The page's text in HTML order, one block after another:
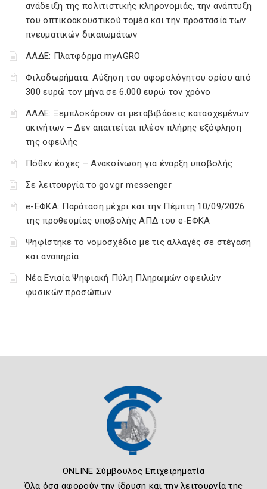
ανάδειξη της πολιτιστικής κληρονομιάς, την ανάπτυξη
του οπτικοακουστικού τομέα και την προστασία των
πνευματικών δικαιωμάτων
ΑΑΔΕ: Πλατφόρμα myAGRO
Φιλοδωρήματα: Αύξηση του αφορολόγητου ορίου από
300 ευρώ τον μήνα σε 6.000 ευρώ τον χρόνο
ΑΑΔΕ: Ξεμπλοκάρουν οι μεταβιβάσεις κατασχεμένων
ακινήτων – Δεν απαιτείται πλέον πλήρης εξόφληση
της οφειλής
Πόθεν έσχες – Ανακοίνωση για έναρξη υποβολής
Σε λειτουργία το gov.gr messenger
e-ΕΦΚΑ: Παράταση μέχρι και την Πέμπτη 10/09/2026
της προθεσμίας υποβολής ΑΠΔ του e-ΕΦΚΑ
Ψηφίστηκε το νομοσχέδιο με τις αλλαγές σε στέγαση
και αναπηρία
Νέα Ενιαία Ψηφιακή Πύλη Πληρωμών οφειλών
φυσικών προσώπων
ONLINE Σύμβουλος Επιχειρηματία
Όλα όσα αφορούν την ίδρυση και την λειτουργία της